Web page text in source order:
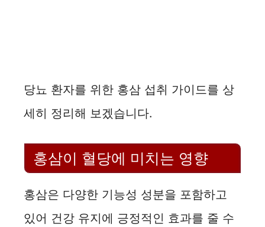
당뇨 환자를 위한 홍삼 섭취 가이드를 상
세히 정리해 보겠습니다.
홍삼이 혈당에 미치는 영향
홍삼은 다양한 기능성 성분을 포함하고
있어 건강 유지에 긍정적인 효과를 줄 수